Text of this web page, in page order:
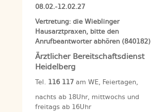
08.02.-12.02.27
Vertretung: die Wieblinger
Hausarztpraxen, bitte den
Anrufbeantworter abhören (840182)
Ärztlicher Bereitschaftsdienst
Heidelberg
Tel. 116 117am WE, Feiertagen,
nachts ab 18Uhr, mittwochs und
freitags ab 16Uhr